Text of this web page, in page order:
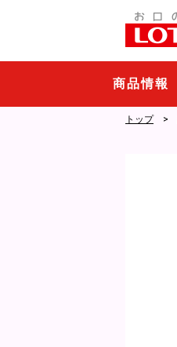
商品情報
トップ